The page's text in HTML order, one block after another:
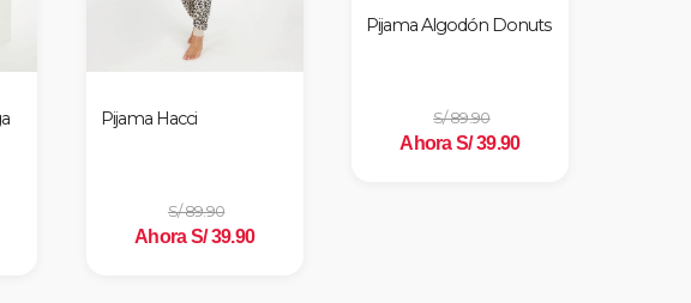
Pijama Hacci
S/ 89.90
Ahora S/ 39.90
Pijama Algodón Donuts
S/ 89.90
Ahora S/ 39.90